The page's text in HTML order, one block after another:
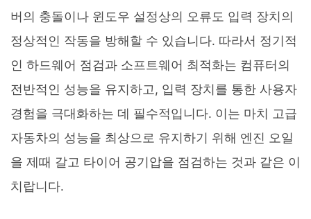
버의 충돌이나 윈도우 설정상의 오류도 입력 장치의
정상적인 작동을 방해할 수 있습니다. 따라서 정기적
인 하드웨어 점검과 소프트웨어 최적화는 컴퓨터의
전반적인 성능을 유지하고, 입력 장치를 통한 사용자
경험을 극대화하는 데 필수적입니다. 이는 마치 고급
자동차의 성능을 최상으로 유지하기 위해 엔진 오일
을 제때 갈고 타이어 공기압을 점검하는 것과 같은 이
치랍니다.